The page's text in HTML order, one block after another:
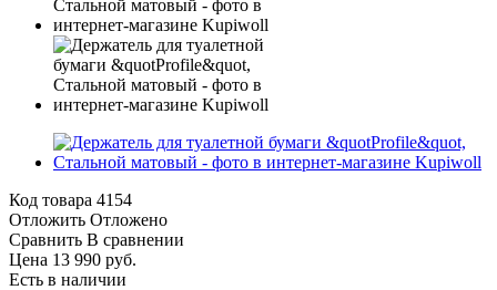
Код товара 4154
Отложить Отложено
Сравнить В сравнении
Цена 13 990 руб.
Есть в наличии